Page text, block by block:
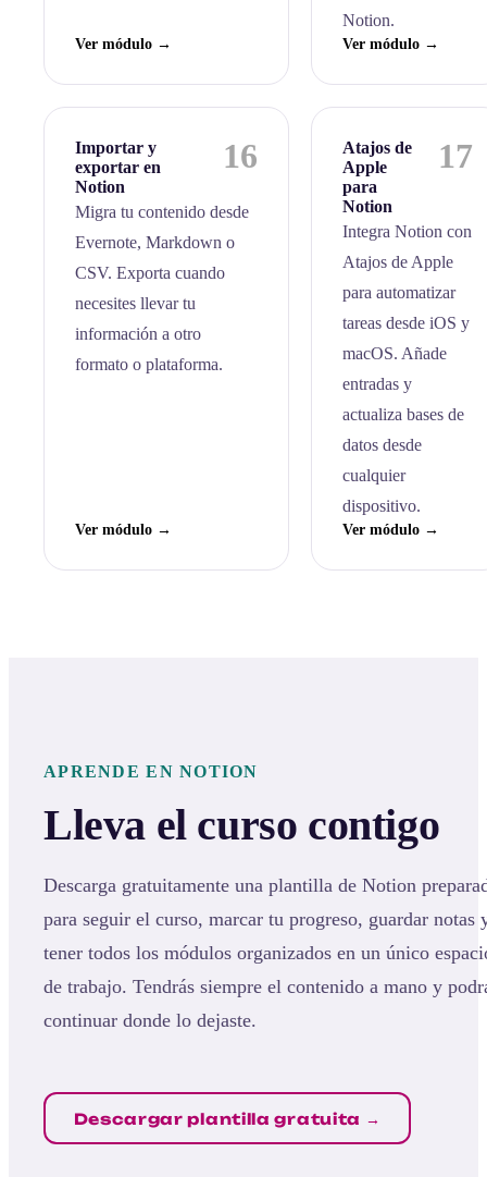
Ver módulo →
Notion.
Ver módulo →
Importar y
exportar en
Notion
16
Migra tu contenido desde
Evernote, Markdown o
CSV. Exporta cuando
necesites llevar tu
información a otro
formato o plataforma.
Ver módulo →
Atajos de
Apple
para
Notion
17
Integra Notion con
Atajos de Apple
para automatizar
tareas desde iOS y
macOS. Añade
entradas y
actualiza bases de
datos desde
cualquier
dispositivo.
Ver módulo →
APRENDE EN NOTION
Lleva el curso contigo
Descarga gratuitamente una plantilla de Notion
para seguir el curso, marcar tu progreso, guardar notas
tener todos los módulos organizados en un único
de trabajo. Tendrás siempre el contenido a mano y
continuar donde lo dejaste.
Descargar plantilla gratuita →